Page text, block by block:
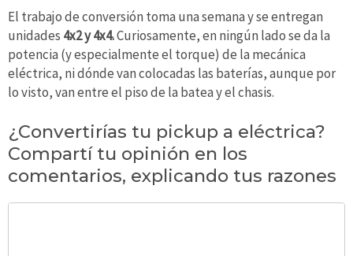
El trabajo de conversión toma una semana y se entregan
unidades 4x2 y 4x4.Curiosamente, en ningún lado se da la
potencia (y especialmente el torque) de la mecánica
eléctrica, ni dónde van colocadas las baterías, aunque por
lo visto, van entre el piso de la batea y el chasis.
¿Convertirías tu pickup a eléctrica?
Compartí tu opinión en los
comentarios, explicando tus razones